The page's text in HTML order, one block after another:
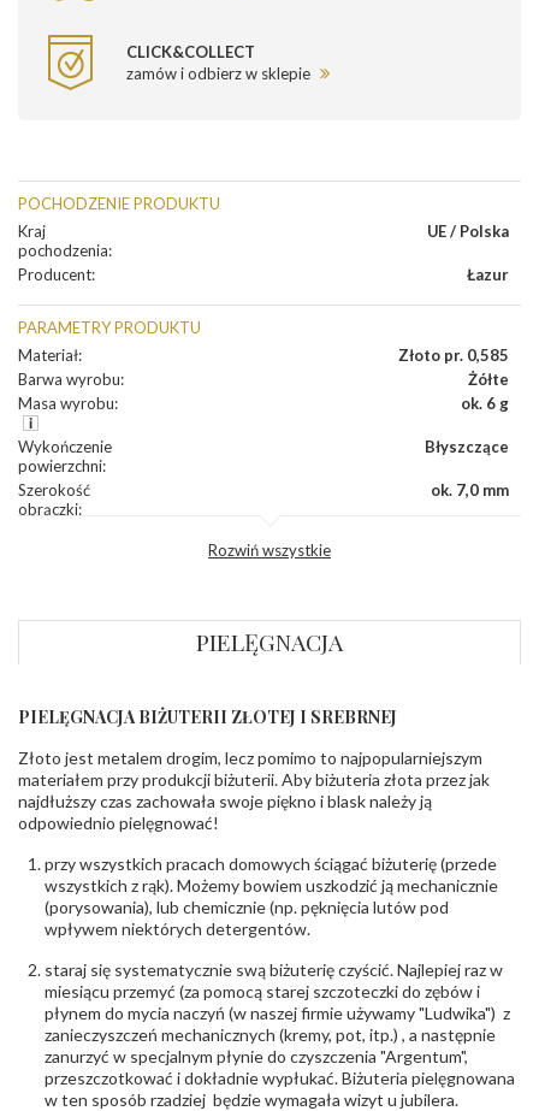
CLICK&COLLECT
zamów i odbierz w sklepie
POCHODZENIE PRODUKTU
Kraj
pochodzenia:
UE / Polska
Producent: Łazur
PARAMETRY PRODUKTU
Materiał:
Złoto pr. 0,585
Barwa wyrobu:
Żółte
Masa wyrobu: ok. 6 g
Wykończenie
powierzchni:
Błyszczące
Szerokość
obrączki:
ok. 7,0 mm
INNE PARAMETRY
Producent
odpowiedzialny:
Łazur sp.j. Kowalowy 134 38-200 Jasło; NIP:
6850004631; tel.13 44 56 100;
biuro@obraczki.pl ,PZ Stelmach Sp. z o.o. ul.
Północna 22 45-805 Opole; NIP 7542889545;
Tel. +48 77 54 90 100; biuro@stelmach.pl
Bezpieczeństwo
- rodzaj
ostrzeżenia:
Nie nadaje się dla dzieci w wieku poniżej 3 lat
, Elementy w wyrobie wykonane z białego złota
zawierają nikiel
Rozwiń wszystkie
PIELĘGNACJA
PIELĘGNACJA BIŻUTERII ZŁOTEJ I SREBRNEJ
Złoto jest metalem drogim, lecz pomimo to najpopularniejszym
materiałem przy produkcji biżuterii. Aby biżuteria złota przez jak
najdłuższy czas zachowała swoje piękno i blask należy ją
odpowiednio pielęgnować!
przy wszystkich pracach domowych ściągać biżuterię (przede
wszystkich z rąk). Możemy bowiem uszkodzić ją mechanicznie
(porysowania), lub chemicznie (np. pęknięcia lutów pod
wpływem niektórych detergentów.
staraj się systematycznie swą biżuterię czyścić. Najlepiej raz w
miesiącu przemyć (za pomocą starej szczoteczki do zębów i
płynem do mycia naczyń (w naszej firmie używamy "Ludwika") z
zanieczyszczeń mechanicznych (kremy, pot, itp.) , a następnie
zanurzyć w specjalnym płynie do czyszczenia "Argentum",
przeszczotkować i dokładnie wypłukać. Biżuteria pielęgnowana
w ten sposób rzadziej będzie wymagała wizyt u jubilera.